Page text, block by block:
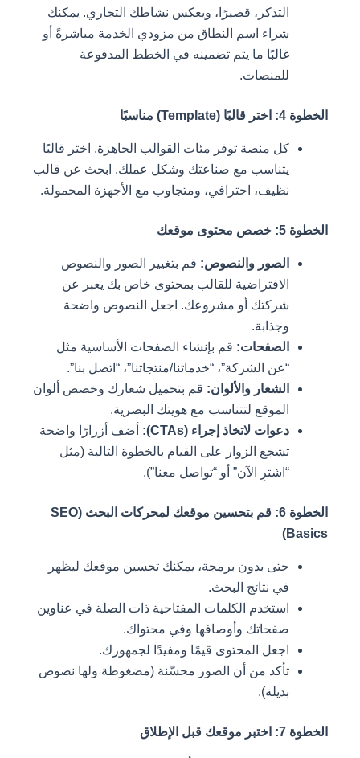
التذكر، قصيرًا، ويعكس نشاطك التجاري. يمكنك
شراء اسم النطاق من مزودي الخدمة مباشرةً أو
غالبًا ما يتم تضمينه في الخطط المدفوعة
للمنصات.
الخطوة 4: اختر قالبًا (Template) مناسبًا
كل منصة توفر مئات القوالب الجاهزة. اختر قالبًا
يتناسب مع صناعتك وشكل عملك. ابحث عن قالب
نظيف، احترافي، ومتجاوب مع الأجهزة المحمولة.
الخطوة 5: خصص محتوى موقعك
الصور والنصوص:قم بتغيير الصور والنصوص
الافتراضية للقالب بمحتوى خاص بك يعبر عن
شركتك أو مشروعك. اجعل النصوص واضحة
وجذابة.
الصفحات:قم بإنشاء الصفحات الأساسية مثل
“عن الشركة”، “خدماتنا/منتجاتنا”، “اتصل بنا”.
الشعار والألوان: قم بتحميل شعارك وخصص ألوان
الموقع لتتناسب مع هويتك البصرية.
دعوات لاتخاذ إجراء (CTAs):
أضف أزرارًا واضحة
تشجع الزوار على القيام بالخطوة التالية (مثل
“اشترِ الآن” أو “تواصل معنا”).
الخطوة 6: قم بتحسين موقعك لمحركات البحث (SEO
Basics)
حتى بدون برمجة، يمكنك تحسين موقعك ليظهر
في نتائج البحث.
استخدم الكلمات المفتاحية ذات الصلة في عناوين
صفحاتك وأوصافها وفي محتواك.
اجعل المحتوى قيمًا ومفيدًا لجمهورك.
تأكد من أن الصور محسّنة (مضغوطة ولها نصوص
بديلة).
الخطوة 7: اختبر موقعك قبل الإطلاق